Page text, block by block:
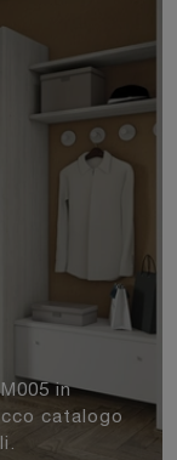
in
catalogo